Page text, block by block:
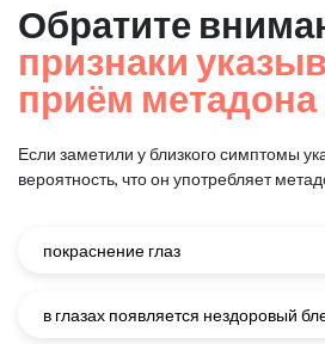
Обратите
признаки
приём метадона
Если заметили у близкого симптомы
вероятность, что он употребляет
покраснение глаз
в глазах появляется нездоровый